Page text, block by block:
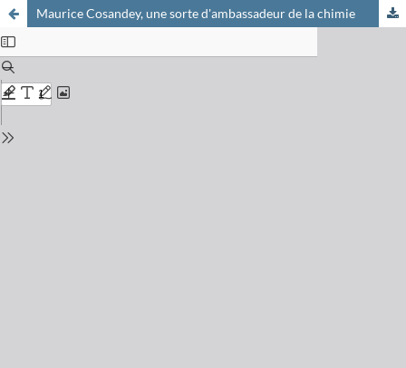
Maurice Cosandey, une sorte d'ambassadeur de la chimie